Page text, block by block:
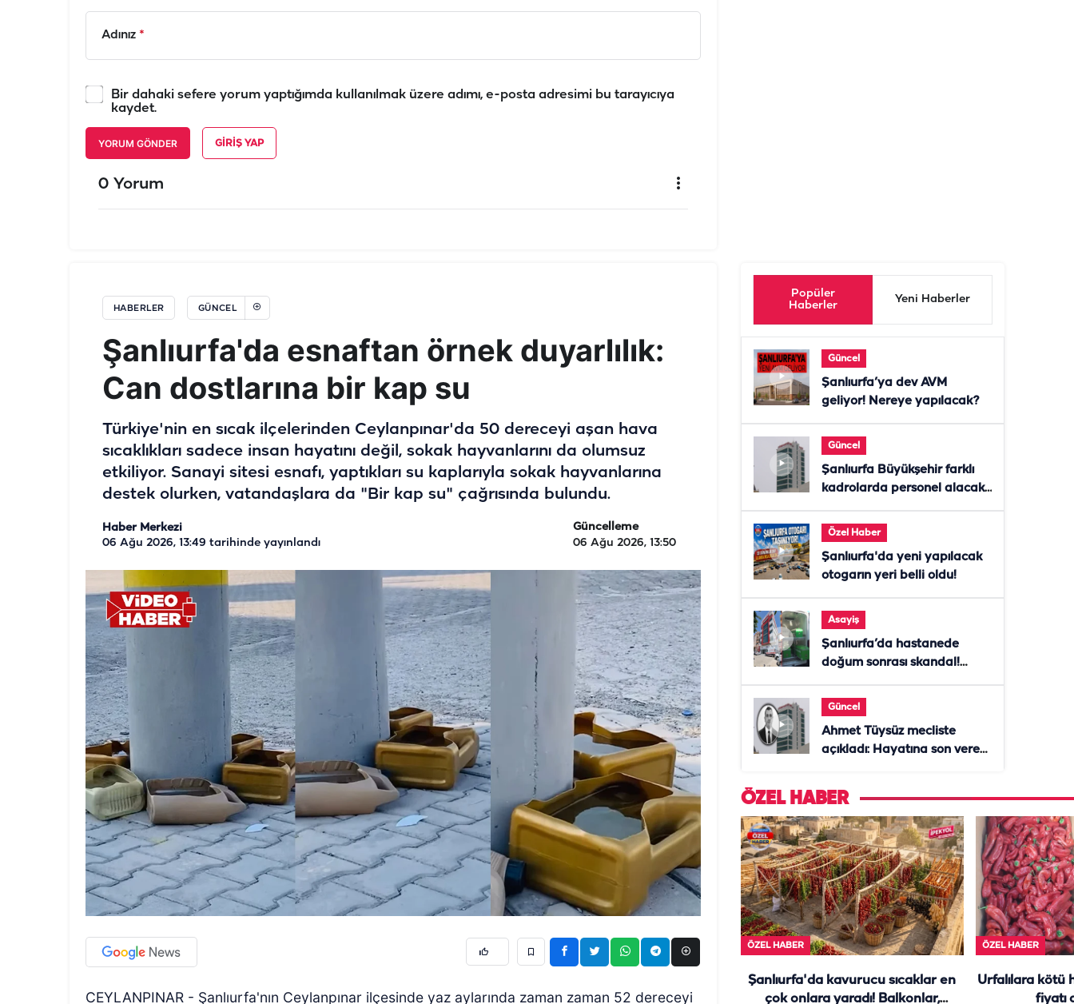
Adınız *
Bir dahaki sefere yorum yaptığımda kullanılmak üzere adımı, e-posta adresimi bu tarayıcıya
kaydet.
YORUM GÖNDER GIRIŞ YAP
0 Yorum
HABERLER GÜNCEL
Şanlıurfa'da esnaftan örnek duyarlılık:
Can dostlarına bir kap su
Türkiye'nin en sıcak ilçelerinden Ceylanpınar'da 50 dereceyi aşan hava
sıcaklıkları sadece insan hayatını değil, sokak hayvanlarını da olumsuz
etkiliyor. Sanayi sitesi esnafı, yaptıkları su kaplarıyla sokak hayvanlarına
destek olurken, vatandaşlara da "Bir kap su" çağrısında bulundu.
Haber Merkezi
06 Ağu 2026, 13:49 tarihinde yayınlandı
Güncelleme
06 Ağu 2026, 13:50
CEYLANPINAR - Şanlıurfa'nın Ceylanpınar ilçesinde yaz aylarında zaman zaman 52 dereceyi
Popüler
Haberler
Yeni Haberler
Güncel
Şanlıurfa’ya dev AVM
geliyor! Nereye yapılacak?
Güncel
Şanlıurfa Büyükşehir farklı
kadrolarda personel alacak!
Özel Haber
Şanlıurfa'da yeni yapılacak
otogarın yeri belli oldu!
Asayiş
Şanlıurfa’da hastanede
doğum sonrası skandal!
Güncel
Ahmet Tüysüz mecliste
açıkladı: Hayatına son veren
ÖZEL HABER
ÖZEL HABER
Şanlıurfa'da kavurucu sıcaklar en
çok onlara yaradı! Balkonlar,
ÖZEL HABER
Urfalılara kötü
fiyatı